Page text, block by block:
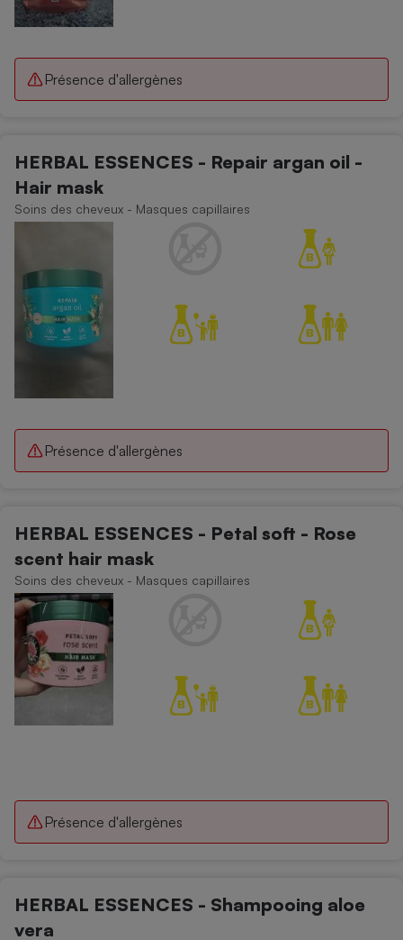
Présence d'allergènes
HERBAL ESSENCES - Repair argan oil -
Hair mask
Soins des cheveux - Masques capillaires
Présence d'allergènes
HERBAL ESSENCES - Petal soft - Rose
scent hair mask
Soins des cheveux - Masques capillaires
Présence d'allergènes
HERBAL ESSENCES - Shampooing aloe
vera